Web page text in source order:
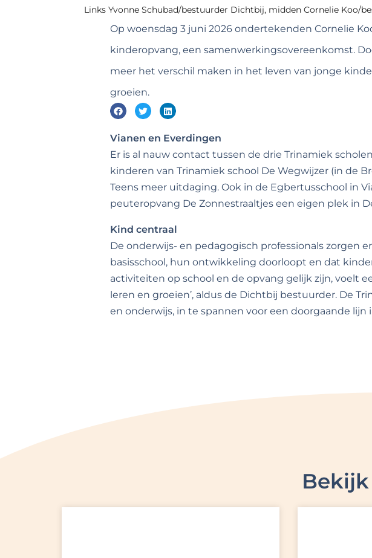
Links Yvonne Schubad/bestuurder Dichtbij, midden Cornelie
Op woensdag 3 juni 2026 ondertekenden Cornelie
kinderopvang, een samenwerkingsovereenkomst.
meer het verschil maken in het leven van jonge
groeien.
Vianen en Everdingen
Er is al nauw contact tussen de drie Trinamiek
kinderen van Trinamiek school De Wegwijzer (in de
Teens meer uitdaging. Ook in de Egbertusschool in
peuteropvang De Zonnestraaltjes een eigen plek in
Kind centraal
De onderwijs- en pedagogisch professionals zorgen
basisschool, hun ontwikkeling doorloopt en dat
activiteiten op school en de opvang gelijk zijn, voelt
leren en groeien’, aldus de Dichtbij bestuurder. De
en onderwijs, in te spannen voor een doorgaande